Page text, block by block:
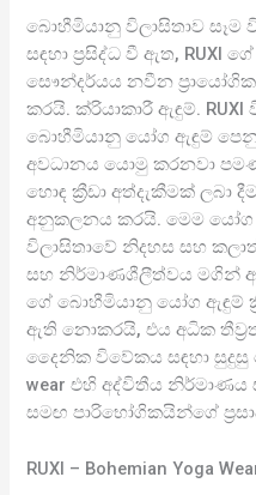
බොහීමියානු විලාසිතාව
සඳහා ප්‍රසිද්ධ වී ඇත, RUXI
සෞන්දර්යය නවීන
කරයි. ක්රියාකාරී ඇඳුම්.
බොහීමියානු යෝග ඇඳුම්
අවධානය යොමු කරනවා
හොඳ ක්‍රීඩා අත්දැකීමක් ලබා
අනුකලනය කරයි. මෙම
විලාසිතාවේ නිදහස සහ
සහ නිර්මාණශීලීත්වය මගින්
ගේ බොහීමියානු යෝග ඇඳුම්
ඇති නොකරයි, එය අධික
දෛනික විවේකය සඳහා සුදුසු
wear එහි අද්විතීය නිර්මාණය
සමඟ පාරිභෝගිකයින්ගේ
RUXI – Bohemian Yoga